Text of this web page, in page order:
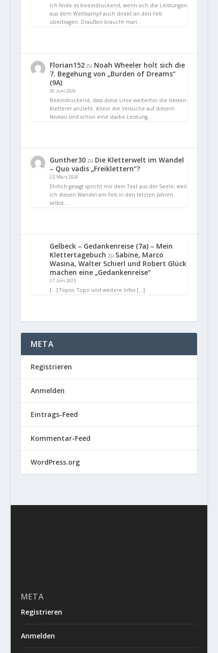
Ich finde es beeindruckend, wenn sich die Leistungen
aus dem Wettkampf auch direkt an den Fels
übertragen. Draußen braucht man…
Florian152zu Noah Wheeler holt sich die
7. Begehung von „Burden of Dreams“
(9A)
26. Juni 2026
Beeindruckend, dass diese Linie weiterhin die besten
Kletterer anzieht. Allein die Versuche auf diesem
Niveau sind schon eine starke Leistung.…
Gunther30zu Die Kletterwelt im Wandel
– Quo vadis „Freiklettern“?
23. März 2026
Ehrlich gesagt spricht mir dein Text aus der Seele, weil
ich diesen Wandel am Fels in den letzten Jahren
selbst…
Gelbeck – Gedankenreise (7a) – Mein
Klettertagebuch zu Sabine, Marco
Wasina, Walter Schierl und Robert Glück
machen eine „Gedankenreise“
27. Juni 2025
[…] Topos: Topo und weitere Infos […]
META
Registrieren
Anmelden
Eintrags-Feed
Kommentar-Feed
WordPress.org
META
Registrieren
Anmelden